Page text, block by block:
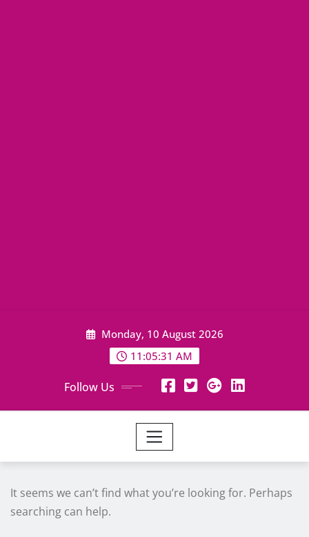
Monday, 10 August 2026
11:05:32 AM
Follow Us
It seems we can’t find what you’re looking for. Perhaps
searching can help.